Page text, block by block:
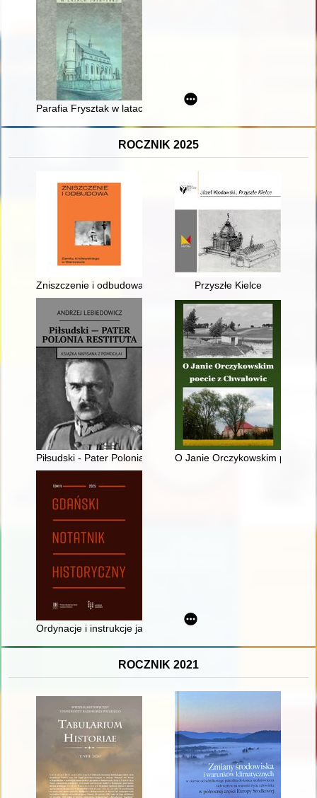
Parafia Frysztak w latach 1918-1945
ROCZNIK 2025
Zniszczenie i odbudowa Zamku Królewskiego w Warszawie
Przyszłe Kielce
Piłsudski - Pater Polonia RestitutaO Janie Orczykowskim poecie
Ordynacje i instrukcje jako źródło do dziejów prawa
ROCZNIK 2021